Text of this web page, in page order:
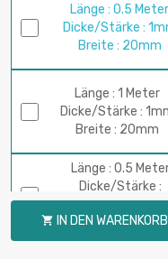
Länge : 0.5 Meter
Dicke/Stärke :
Breite : 20mm
Länge : 1 Meter
Dicke/Stärke :
Breite : 20mm
Länge : 0.5
Dicke/Stärke :
0.5mm
Breite : 25mm
 IN DEN